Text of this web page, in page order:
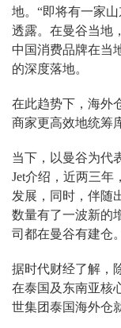
地。“即将有一家
透露。在曼谷当地
中国消费品牌在当
的深度落地。
在此趋势下，海外
商家更高效地统筹
当下，以曼谷为代
Jet介绍，近两三年
发展，同时，伴随
数量有了一波新的
司都在曼谷有建仓
据时代财经了解，
在泰国及东南亚核
世集团泰国海外仓